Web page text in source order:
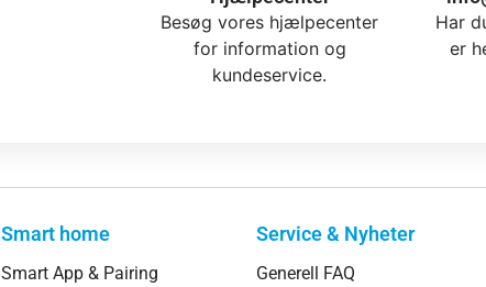
Besøg vores hjælpecenter
for information og
kundeservice.
Har
er
Smart home
Smart App & Pairing
Service & Nyheter
Generell FAQ